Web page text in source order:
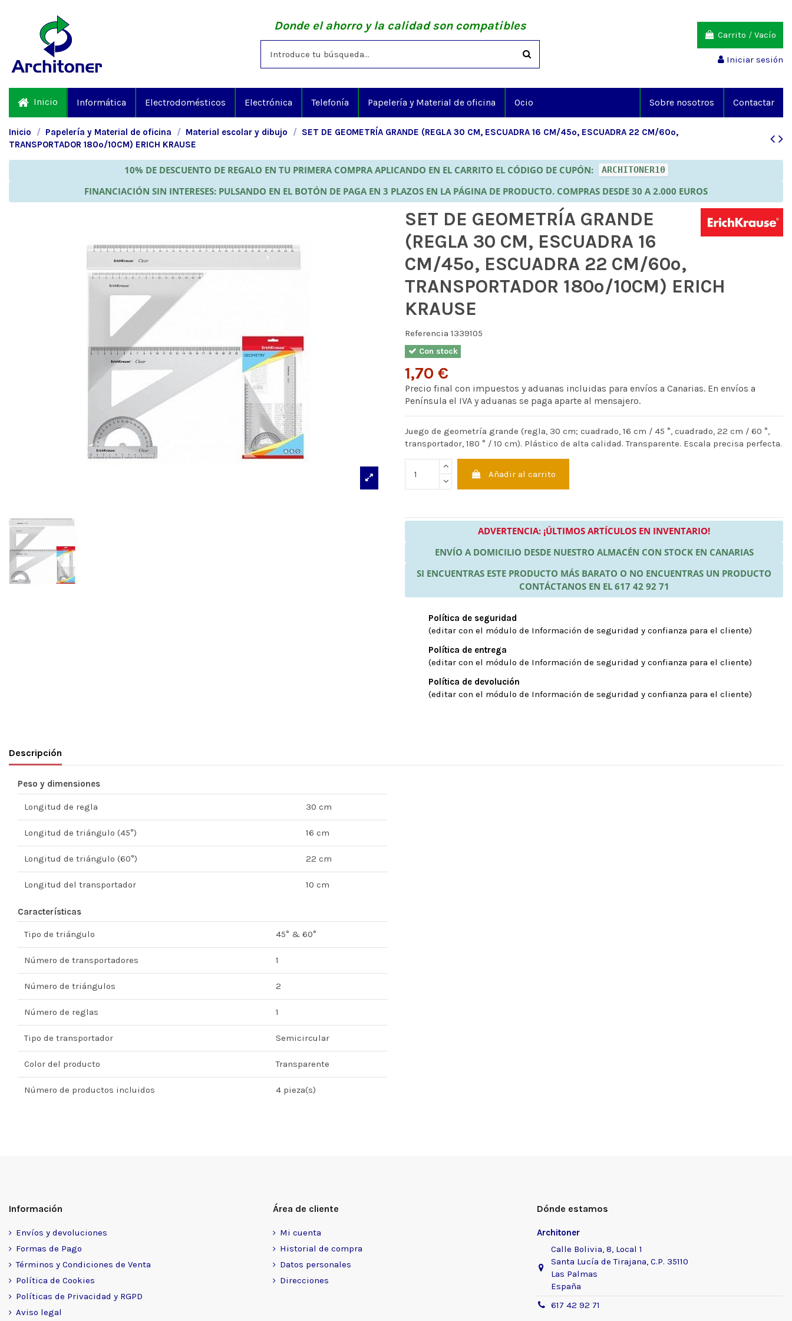
Donde el ahorro y la calidad son compatibles
Carrito / Vacío
Iniciar sesión
Inicio Informática Electrodomésticos Electrónica Telefonía Papelería y Material de oficina Ocio Contactar
Sobre nosotros
Inicio Papelería y Material de oficina Material escolar y dibujo
SET DE GEOMETRÍA GRANDE (REGLA 30 CM, ESCUADRA 16 CM/45º, ESCUADRA 22 CM/60º,
TRANSPORTADOR 180º/10CM) ERICH KRAUSE
10% DE DESCUENTO DE REGALO EN TU PRIMERA COMPRA APLICANDO EN EL CARRITO EL CÓDIGO DE CUPÓN: ARCHITONER10
FINANCIACIÓN SIN INTERESES: PULSANDO EN EL BOTÓN DE PAGA EN 3 PLAZOS EN LA PÁGINA DE PRODUCTO. COMPRAS DESDE 30 A 2.000 EUROS
SET DE GEOMETRÍA GRANDE
(REGLA 30 CM, ESCUADRA 16
CM/45º, ESCUADRA 22 CM/60º,
TRANSPORTADOR 180º/10CM) ERICH
KRAUSE
Referencia 1339105
Con stock
1,70 €
Precio final con impuestos y aduanas incluidas para envíos a Canarias. En envíos a
Península el IVA y aduanas se paga aparte al mensajero.
Juego de geometría grande (regla, 30 cm; cuadrado, 16 cm / 45 °, cuadrado, 22 cm / 60 °,
transportador, 180 ° / 10 cm). Plástico de alta calidad. Transparente. Escala precisa perfecta.
Añadir al carrito
ADVERTENCIA: ¡ÚLTIMOS ARTÍCULOS EN INVENTARIO!
ENVÍO A DOMICILIO DESDE NUESTRO ALMACÉN CON STOCK EN CANARIAS
SI ENCUENTRAS ESTE PRODUCTO MÁS BARATO O NO ENCUENTRAS UN PRODUCTO
CONTÁCTANOS EN EL 617 42 92 71
Política de seguridad
(editar con el módulo de Información de seguridad y confianza para el cliente)
Política de entrega
(editar con el módulo de Información de seguridad y confianza para el cliente)
Política de devolución
(editar con el módulo de Información de seguridad y confianza para el cliente)
Descripción
Peso y dimensiones
Longitud de regla 30 cm
Longitud de triángulo (45°) 16 cm
Longitud de triángulo (60°) 22 cm
Longitud del transportador 10 cm
Características
Tipo de triángulo 45° & 60°
Número de transportadores 1
Número de triángulos 2
Número de reglas 1
Tipo de transportador Semicircular
Color del producto Transparente
Número de productos incluidos 4 pieza(s)
Información
Envíos y devoluciones
Formas de Pago
Términos y Condiciones de Venta
Política de Cookies
Políticas de Privacidad y RGPD
Aviso legal
Área de cliente
Mi cuenta
Historial de compra
Datos personales
Direcciones
Dónde estamos
Architoner
Calle Bolivia, 8, Local 1
Santa Lucía de Tirajana, C.P. 35110
Las Palmas
España
617 42 92 71